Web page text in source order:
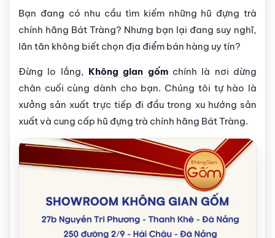
Bạn đang có nhu cầu tìm kiếm những hũ đựng trà
chính hãng Bát Tràng? Nhưng bạn lại đang suy nghĩ,
lăn tăn không biết chọn địa điểm bán hàng uy tín?
Đừng lo lắng, Không gian gốmchính là nơi dừng
chân cuối cùng dành cho bạn. Chúng tôi tự hào là
xưởng sản xuất trực tiếp đi đầu trong xu hướng sản
xuất và cung cấp hũ đựng trà chính hãng Bát Tràng.